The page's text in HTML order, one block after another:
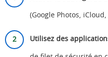
(Google Photos, iCloud,
Utilisez des